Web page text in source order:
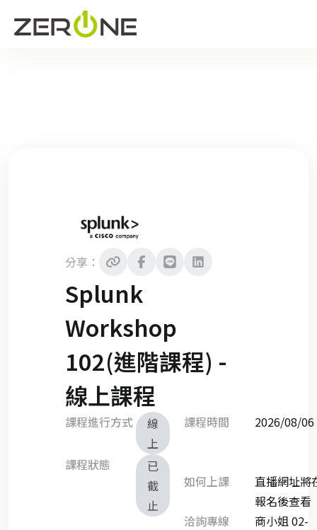
分享：
Splunk
Workshop
102(進階課程) -
線上課程
課程進行方式
線
上
課程狀態
已
截
止
課程時間 2026/08/06
如何上課
直播網址將
報名後查看
洽詢專線
商小姐 02-